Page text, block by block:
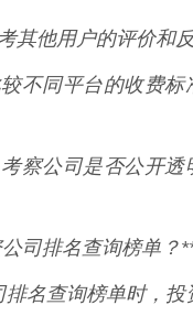
其他用户的评价和
不同平台的收费
察公司是否公开
司排名查询榜单？
名查询榜单时，投